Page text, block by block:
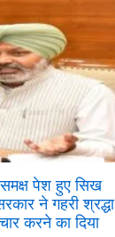
पेश हुए सिख
ने गहरी श्रद्धा
करने का दिया